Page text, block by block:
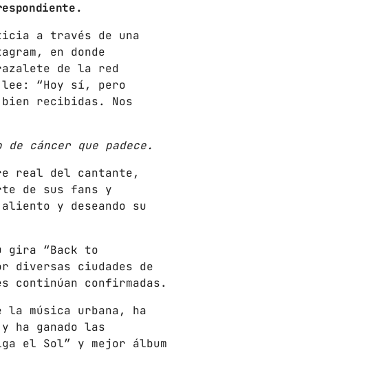
a través de una
en donde
de la red
“Hoy sí, pero
bien recibidas. Nos
cáncer que padece.
real del cantante,
de sus fans y
y deseando su
gira “Back to
diversas ciudades de
continúan confirmadas.
la música urbana, ha
ha ganado las
el Sol” y mejor álbum